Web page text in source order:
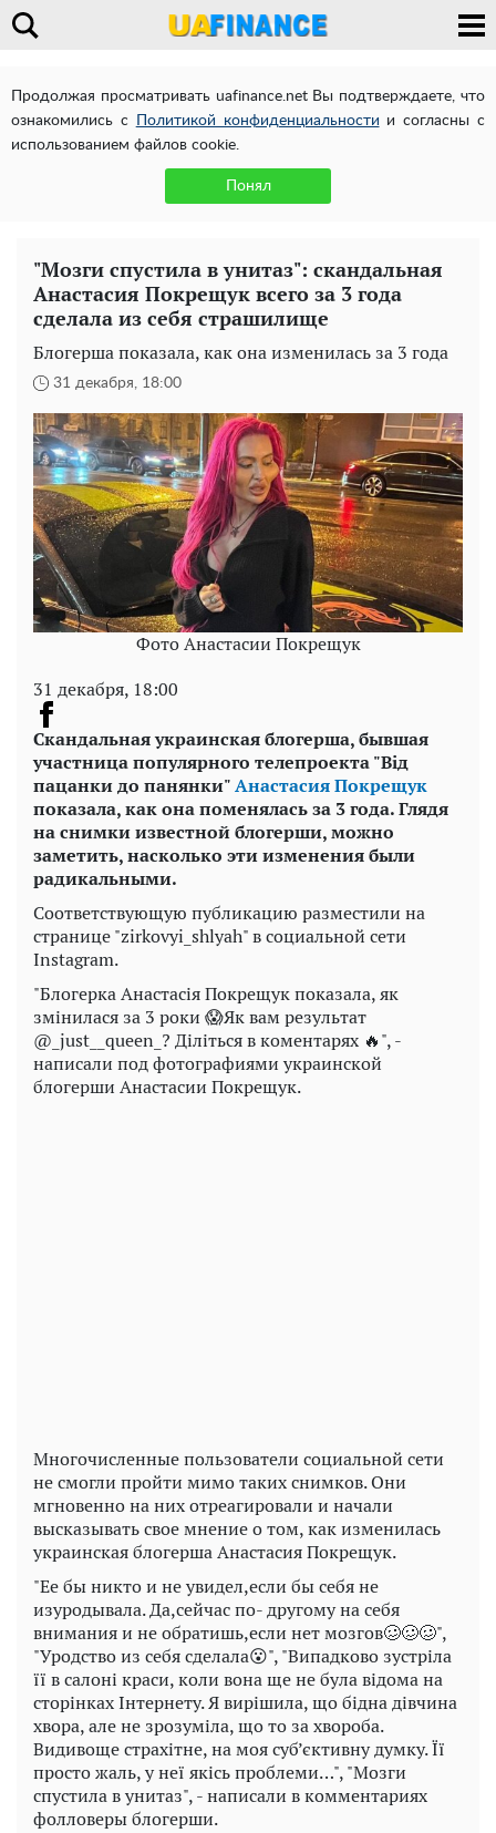
Продолжая просматривать uafinance.net Вы подтверждаете, что
ознакомились с
Политикой конфиденциальности и согласны с
использованием файлов cookie.
Понял
"Мозги спустила в унитаз": скандальная
Анастасия Покрещук всего за 3 года
сделала из себя страшилище
Блогерша показала, как она изменилась за 3 года
31 декабря, 18:00
Фото Анастасии Покрещук
31 декабря, 18:00
Скандальная украинская блогерша, бывшая
участница популярного телепроекта "Від
пацанки до панянки"Анастасия Покрещук
показала, как она поменялась за 3 года. Глядя
на снимки известной блогерши, можно
заметить, насколько эти изменения были
радикальными.
Соответствующую публикацию разместили на
странице "zirkovyi_shlyah" в социальной сети
Instagram.
"Блогерка Анастасія Покрещук показала, як
змінилася за 3 роки 😱Як вам результат
@_just__queen_? Діліться в коментарях 🔥", -
написали под фотографиями украинской
блогерши Анастасии Покрещук.
Многочисленные пользователи социальной сети
не смогли пройти мимо таких снимков. Они
мгновенно на них отреагировали и начали
высказывать свое мнение о том, как изменилась
украинская блогерша Анастасия Покрещук.
"Ее бы никто и не увидел,если бы себя не
изуродывала. Да,сейчас по- другому на себя
внимания и не обратишь,если нет мозгов🥴🥴🥴",
"Уродство из себя сделала😮", "Випадково зустріла
її в салоні краси, коли вона ще не була відома на
сторінках Інтернету. Я вирішила, що бідна дівчина
хвора, але не зрозуміла, що то за хвороба.
Видивоще страхітне, на моя суб’єктивну думку. Її
просто жаль, у неї якісь проблеми…", "Мозги
спустила в унитаз", - написали в комментариях
фолловеры блогерши.